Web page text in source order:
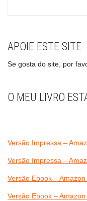
APOIE ESTE SITE
Se gosta do site, por
O MEU LIVRO
Versão Impressa –
Versão Impressa –
Versão Ebook –
Versão Ebook – Amazon